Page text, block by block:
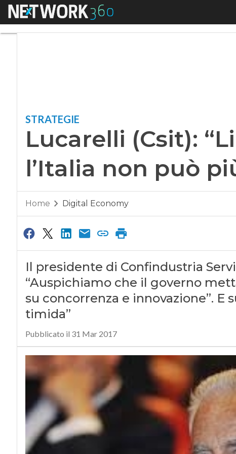
Menu
STRATEGIE
Lucarelli (Csit):
l’Italia non può
Home Digital Economy
Il presidente di Confindustria
“Auspichiamo che il governo
su concorrenza e innovazione”.
timida”
Pubblicato il 31 Mar 2017